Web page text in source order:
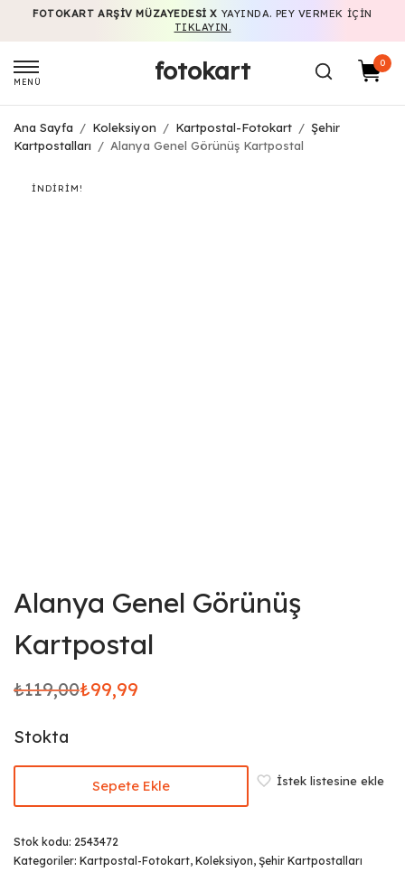
FOTOKART ARŞIV MÜZAYEDESI X YAYINDA. PEY VERMEK IÇIN
TIKLAYIN.
MENÜ fotokart 0
Ana Sayfa / Koleksiyon / Kartpostal-Fotokart / Şehir
Kartpostalları
/ Alanya Genel Görünüş Kartpostal
İNDIRIM!
Alanya Genel Görünüş
Kartpostal
₺119,00
Orijinal
₺119,00.
₺99,99
Şu
fiyat:
₺99,99.
Stokta
Sepete Ekle İstek listesine ekle
Stok kodu: 2543472
Kategoriler: Kartpostal-Fotokart, Koleksiyon, Şehir Kartpostalları